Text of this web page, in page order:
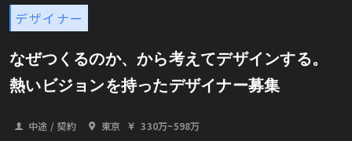
デザイナー
なぜつくるのか、から考えてデザインする。
熱いビジョンを持ったデザイナー募集
中途 / 契約 東京 330万~598万